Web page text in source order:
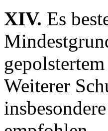
XIV. Es
Weiterer